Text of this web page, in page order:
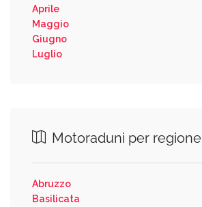
Aprile
Maggio
Giugno
Luglio
Motoraduni per regione
Abruzzo
Basilicata